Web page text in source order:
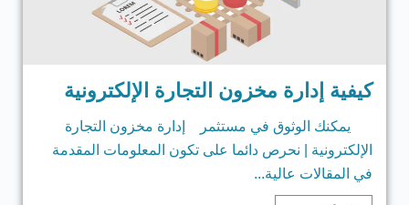
كيفية إدارة مخزون التجارة الإلكترونية
يمكنك الوثوق في مستثمر إدارة مخزون التجارة
الإلكترونية | نحرص دائما على تكون المعلومات المقدمة
في المقالات عالية...